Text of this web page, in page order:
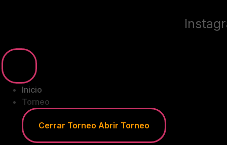
Inicio
Torneo
Cerrar Torneo Abrir Torneo